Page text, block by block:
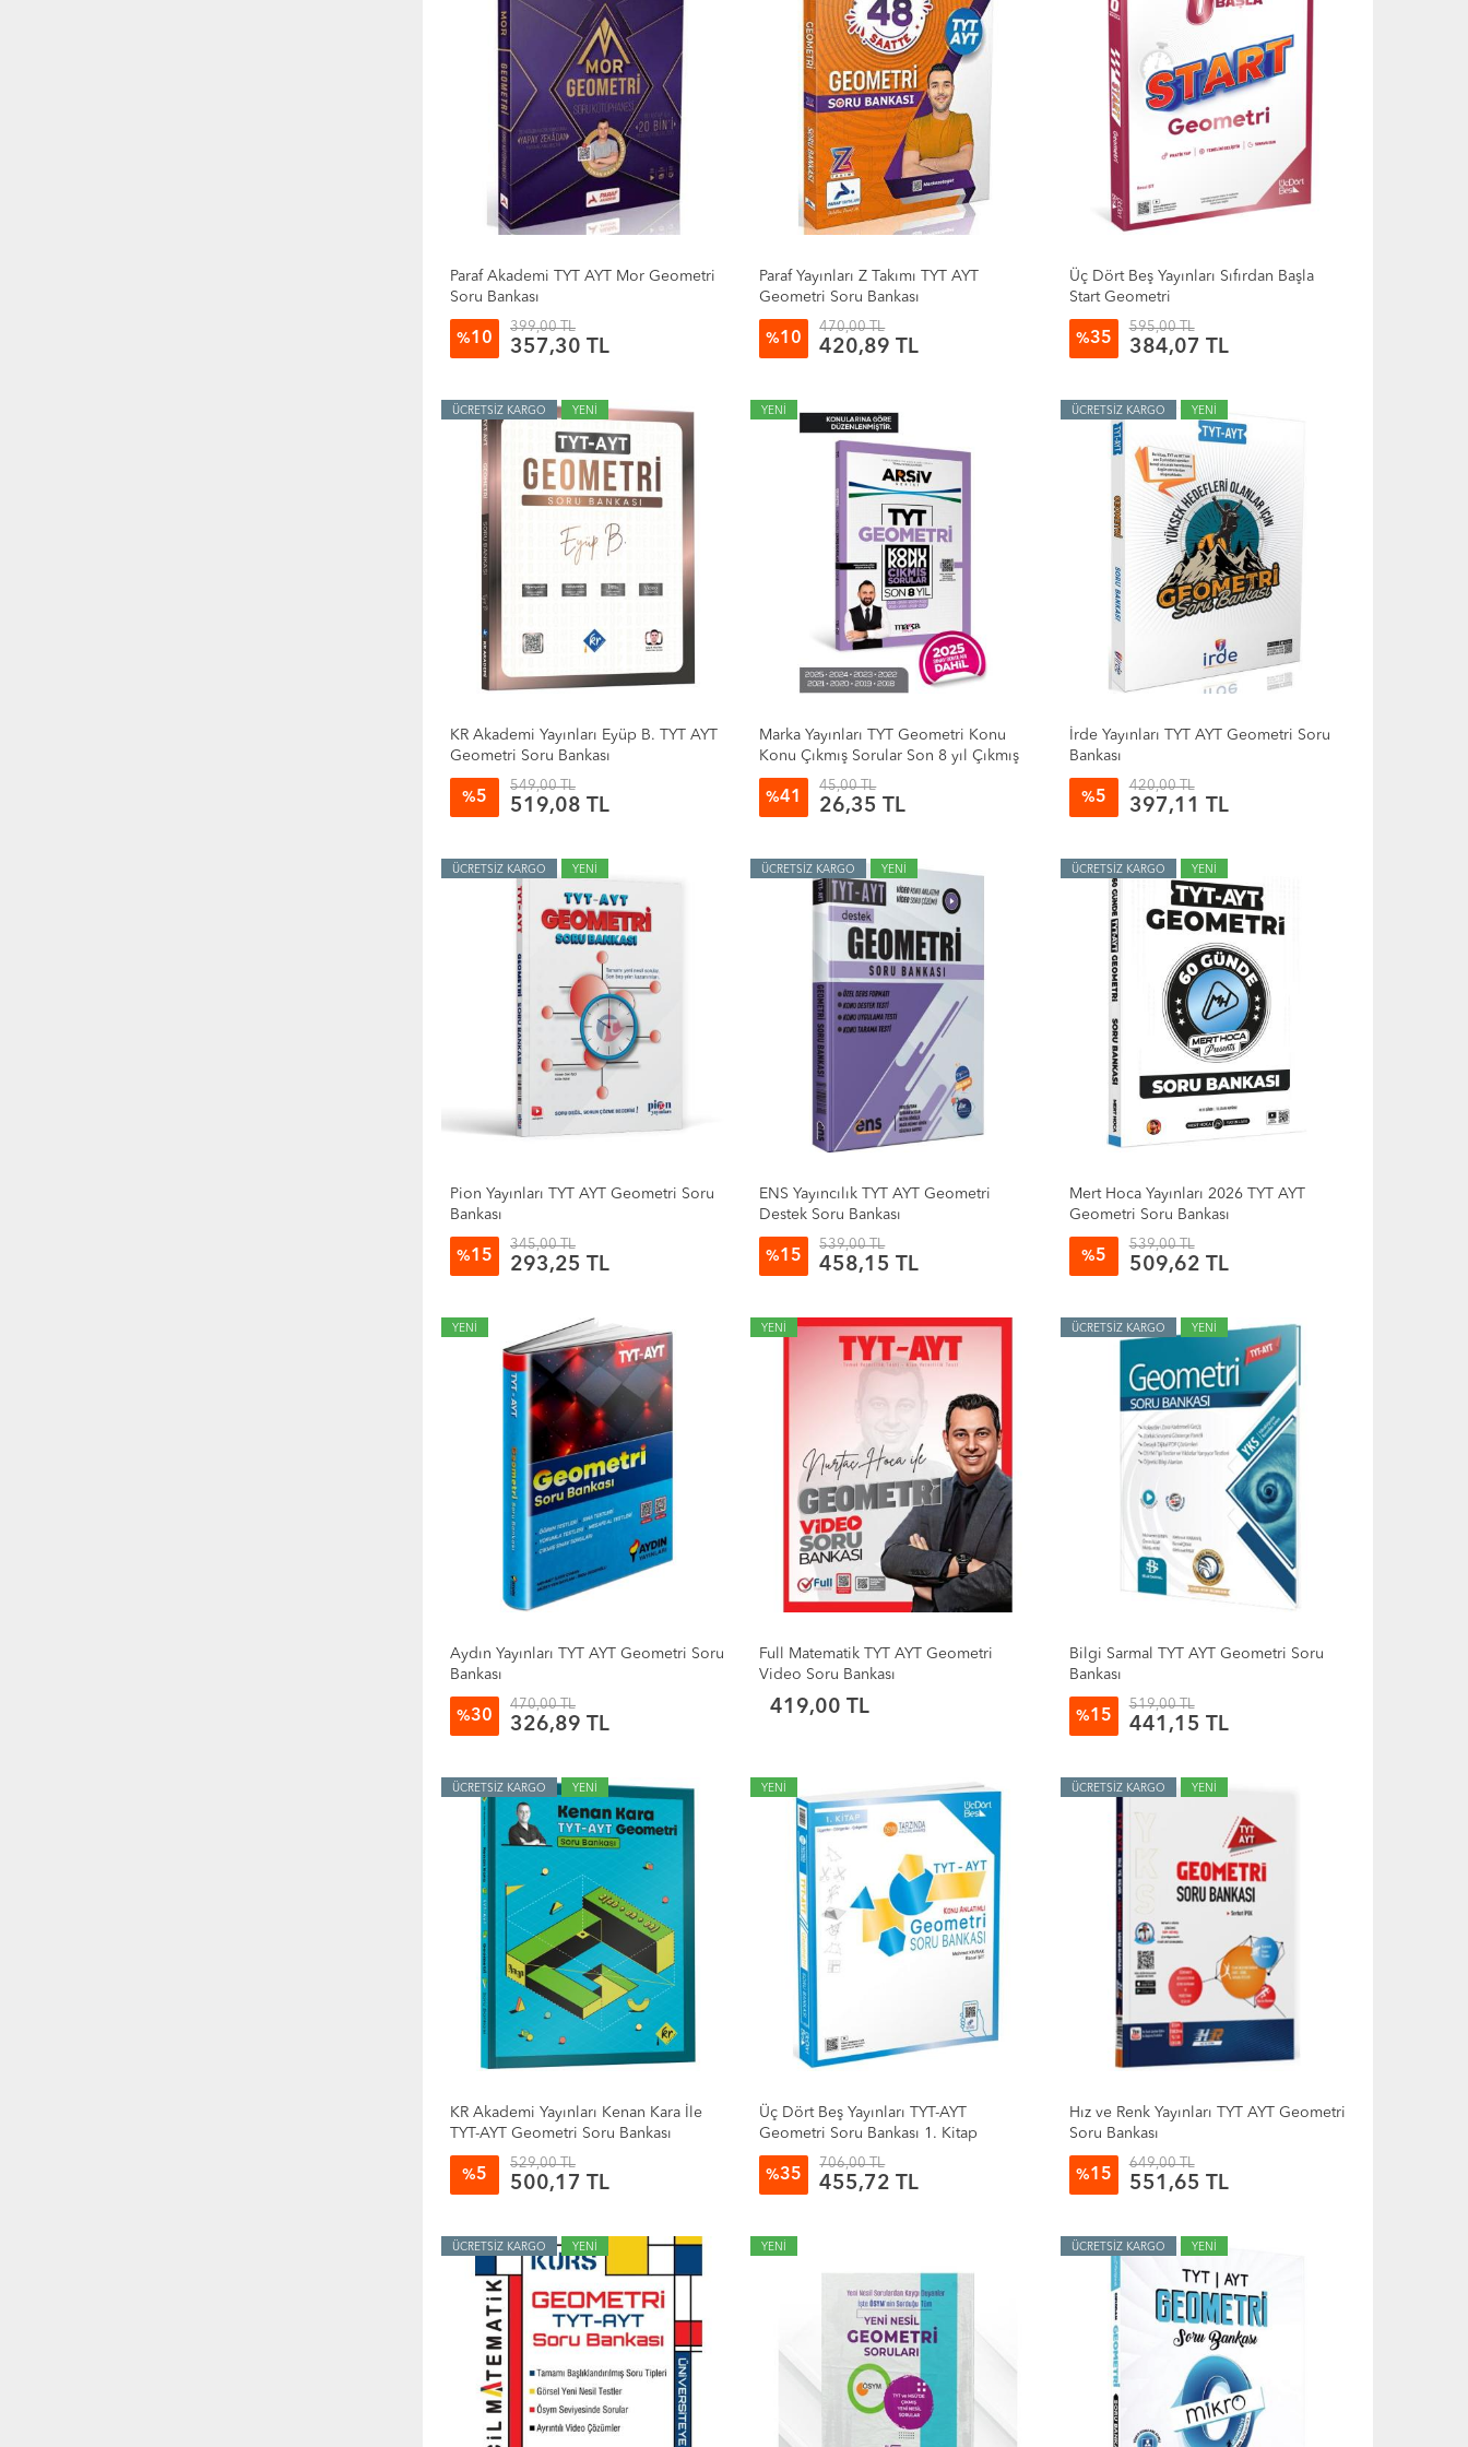
Paraf Akademi TYT AYT Mor Geometri
Soru Bankası
%10
399,00 TL
357,30 TL
Paraf Yayınları Z Takımı TYT AYT
Geometri Soru Bankası
%10
470,00 TL
420,89 TL
Üç Dört Beş Yayınları Sıfırdan Başla
Start Geometri
%35
595,00 TL
384,07 TL
ÜCRETSİZ KARGO YENİ
KR Akademi Yayınları Eyüp B. TYT AYT
Geometri Soru Bankası
%5
549,00 TL
519,08 TL
YENİ
Marka Yayınları TYT Geometri Konu
Konu Çıkmış Sorular Son 8 yıl Çıkmış
Sorular
%41
45,00 TL
26,35 TL
ÜCRETSİZ KARGO YENİ
İrde Yayınları TYT AYT Geometri Soru
Bankası
%5
420,00 TL
397,11 TL
ÜCRETSİZ KARGO YENİ
Pion Yayınları TYT AYT Geometri Soru
Bankası
%15
345,00 TL
293,25 TL
ÜCRETSİZ KARGO YENİ
ENS Yayıncılık TYT AYT Geometri
Destek Soru Bankası
%15
539,00 TL
458,15 TL
ÜCRETSİZ KARGO YENİ
Mert Hoca Yayınları 2026 TYT AYT
Geometri Soru Bankası
%5
539,00 TL
509,62 TL
YENİ
Aydın Yayınları TYT AYT Geometri Soru
Bankası
%30
470,00 TL
326,89 TL
YENİ
Full Matematik TYT AYT Geometri
Video Soru Bankası
419,00 TL
ÜCRETSİZ KARGO YENİ
Bilgi Sarmal TYT AYT Geometri Soru
Bankası
%15
519,00 TL
441,15 TL
ÜCRETSİZ KARGO YENİ
KR Akademi Yayınları Kenan Kara İle
TYT-AYT Geometri Soru Bankası
%5
529,00 TL
500,17 TL
YENİ
Üç Dört Beş Yayınları TYT-AYT
Geometri Soru Bankası 1. Kitap
%35
706,00 TL
455,72 TL
ÜCRETSİZ KARGO YENİ
Hız ve Renk Yayınları TYT AYT Geometri
Soru Bankası
%15
649,00 TL
551,65 TL
ÜCRETSİZ KARGO YENİ YENİ ÜCRETSİZ KARGO YENİ